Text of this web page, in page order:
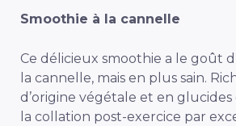
Smoothie à la cannelle
Ce délicieux smoothie a le goût
la cannelle, mais en plus sain.
d’origine végétale et en glucides
la collation post-exercice par